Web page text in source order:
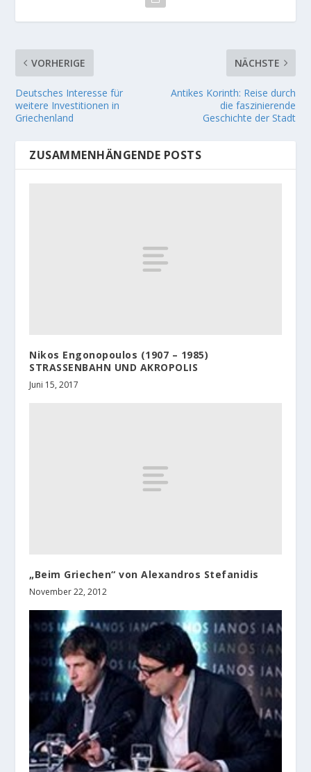
VORHERIGE
Deutsches Interesse für
weitere Investitionen in
Griechenland
NÄCHSTE
Antikes Korinth: Reise durch
die faszinierende
Geschichte der Stadt
ZUSAMMENHÄNGENDE POSTS
Nikos Engonopoulos (1907 – 1985)
STRASSENBAHN UND AKROPOLIS
Juni 15, 2017
„Beim Griechen“ von Alexandros Stefanidis
November 22, 2012